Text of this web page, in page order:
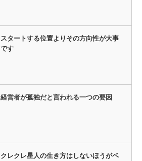
スタートする位置よりその方向性が大事
です
経営者が孤独だと言われる一つの要因
クレクレ星人の生き方はしないほうがベ